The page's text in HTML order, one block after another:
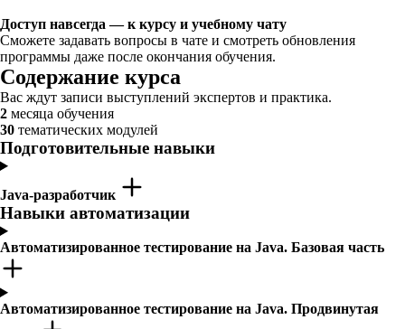
Доступ навсегда — к курсу и учебному чату
Сможете задавать вопросы в чате и смотреть обновления
программы даже после окончания обучения.
Содержание курса
Вас ждут записи выступлений экспертов и практика.
2 месяца обучения
30 тематических модулей
Подготовительные навыки
Java-разработчик
Навыки автоматизации
Автоматизированное тестирование на Java. Базовая часть
Автоматизированное тестирование на Java. Продвинутая